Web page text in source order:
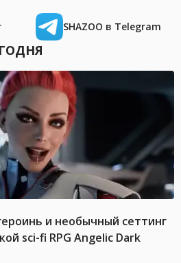
SHAZOO в Telegram
и необычный сеттинг
sci-fi RPG Angelic Dark